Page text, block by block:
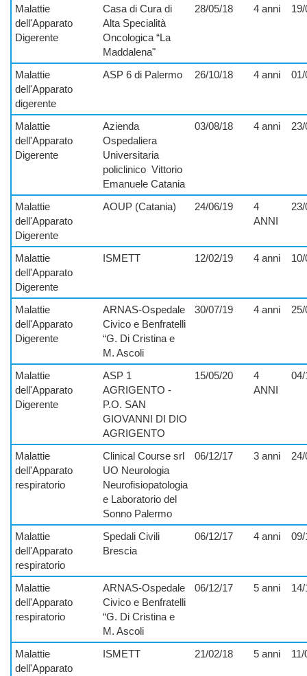
Malattie
dell'Apparato
Digerente
Casa di Cura di
Alta Specialità
Oncologica “La
Maddalena"
28/05/18 4 anni
Malattie
dell'Apparato
digerente
ASP 6 di Palermo 26/10/18 4 anni 01/
Malattie
dell'Apparato
Digerente
Azienda
Ospedaliera
Universitaria
policlinico Vittorio
Emanuele Catania
03/08/18 4 anni 23/
Malattie
dell'Apparato
Digerente
AOUP (Catania) 24/06/19
4
ANNI
23/
Malattie
dell'Apparato
Digerente
ISMETT 12/02/19 4 anni
Malattie
dell'Apparato
Digerente
ARNAS-Ospedale
Civico e Benfratelli
“G. Di Cristina e
M. Ascoli
30/07/19 4 anni 25/
Malattie
dell'Apparato
Digerente
ASP 1
AGRIGENTO -
P.O. SAN
GIOVANNI DI DIO
AGRIGENTO
15/05/20
4
ANNI
04/
Malattie
dell'Apparato
respiratorio
Clinical Course srl
UO Neurologia
Neurofisiopatologia
e Laboratorio del
Sonno Palermo
06/12/17 3 anni 24/
Malattie
dell'Apparato
respiratorio
Spedali Civili
Brescia
06/12/17 4 anni 09/
Malattie
dell'Apparato
respiratorio
ARNAS-Ospedale
Civico e Benfratelli
“G. Di Cristina e
M. Ascoli
06/12/17 5 anni
Malattie
dell'Apparato
ISMETT 21/02/18 5 anni